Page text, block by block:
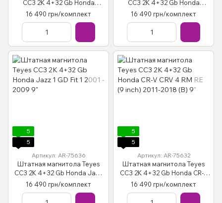
CC3 2K 4+32 Gb Honda
Accord 8 2008-2012 9"
16 490 грн/комплект
CC3 2K 4+32 Gb Honda
Accord 10 CV X 2017 - 2021 9"
16 490 грн/комплект
5
5
Артикул: AR-75636
Штатная магнитола Teyes
CC3 2K 4+32 Gb Honda Jazz
1 GD Fit 1 2001 - 2009 9"
16 490 грн/комплект
5
5
Артикул: AR-75632
Штатная магнитола Teyes
CC3 2K 4+32 Gb Honda CR-V
CRV 4 RM RE (9 inch) 2011-
2018 (B) 9"
16 490 грн/комплект